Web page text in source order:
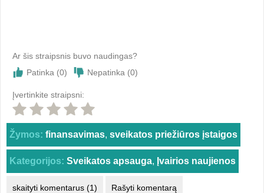
Ar šis straipsnis buvo naudingas?
Patinka (0) Nepatinka (0)
Įvertinkite straipsni:
Žymos: finansavimas, sveikatos priežiūros įstaigos
Kategorijos: Sveikatos apsauga, Įvairios naujienos
skaityti komentarus (1) Rašyti komentarą